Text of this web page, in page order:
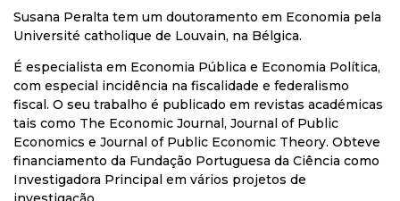
Susana Peralta tem um doutoramento em Economia pela
Université catholique de Louvain, na Bélgica.
É especialista em Economia Pública e Economia Política,
com especial incidência na fiscalidade e federalismo
fiscal. O seu trabalho é publicado em revistas académicas
tais como The Economic Journal, Journal of Public
Economics e Journal of Public Economic Theory. Obteve
financiamento da Fundação Portuguesa da Ciência como
Investigadora Principal em vários projetos de